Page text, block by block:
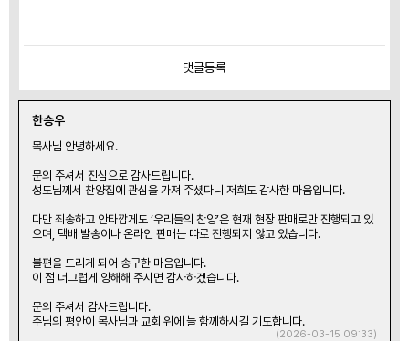
댓글등록
한승우
목사님 안녕하세요.
문의 주셔서 진심으로 감사드립니다.
성도님께서 찬양집에 관심을 가져 주셨다니 저희도 감사한 마음입니다.
다만 죄송하고 안타깝게도 ‘우리들의 찬양’은 현재 현장 판매로만 진행되고 있
으며, 택배 발송이나 온라인 판매는 따로 진행되지 않고 있습니다.
불편을 드리게 되어 송구한 마음입니다.
이 점 너그럽게 양해해 주시면 감사하겠습니다.
문의 주셔서 감사드립니다.
주님의 평안이 목사님과 교회 위에 늘 함께하시길 기도합니다.
(2026-03-15 09:33)